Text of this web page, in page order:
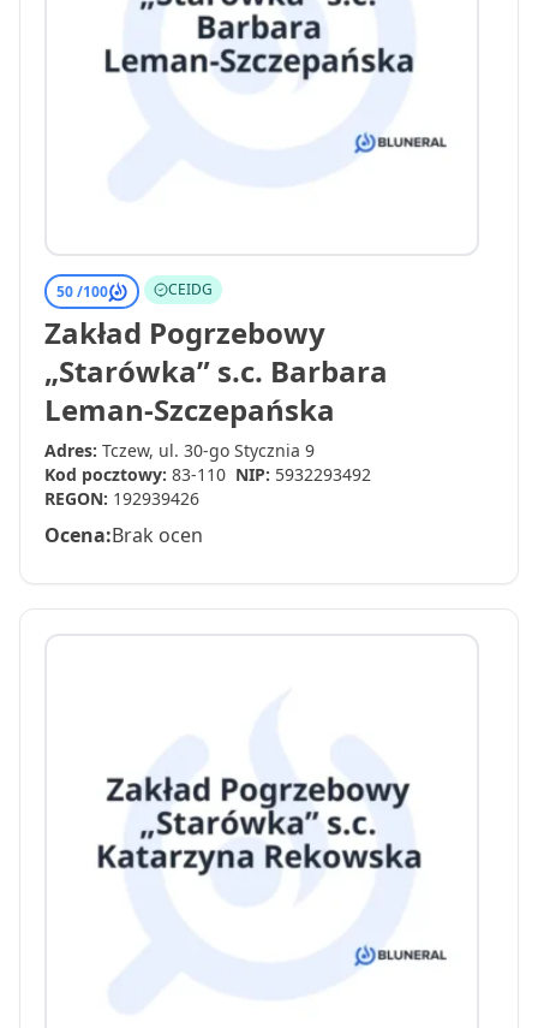
50 /100 CEIDG
Zakład Pogrzebowy
„Starówka” s.c. Barbara
Leman-Szczepańska
Adres: Tczew, ul. 30-go Stycznia 9
Kod pocztowy: 83-110 NIP: 5932293492
REGON: 192939426
Ocena:Brak ocen